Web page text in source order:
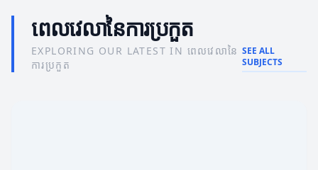
ពេលវេលានៃការប្រកួត
EXPLORING OUR LATEST IN ពេលវេលានៃ
ការប្រកួត
SEE ALL
SUBJECTS